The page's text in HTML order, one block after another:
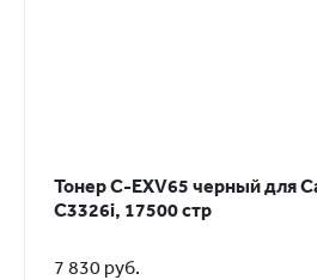
Тонер C-EXV65 черный для
C3326i, 17500 стр
7 830 руб.